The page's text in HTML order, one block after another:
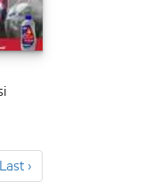
Last ›